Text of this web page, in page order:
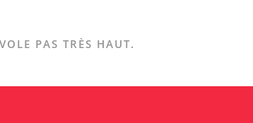
PAS TRÈS HAUT.